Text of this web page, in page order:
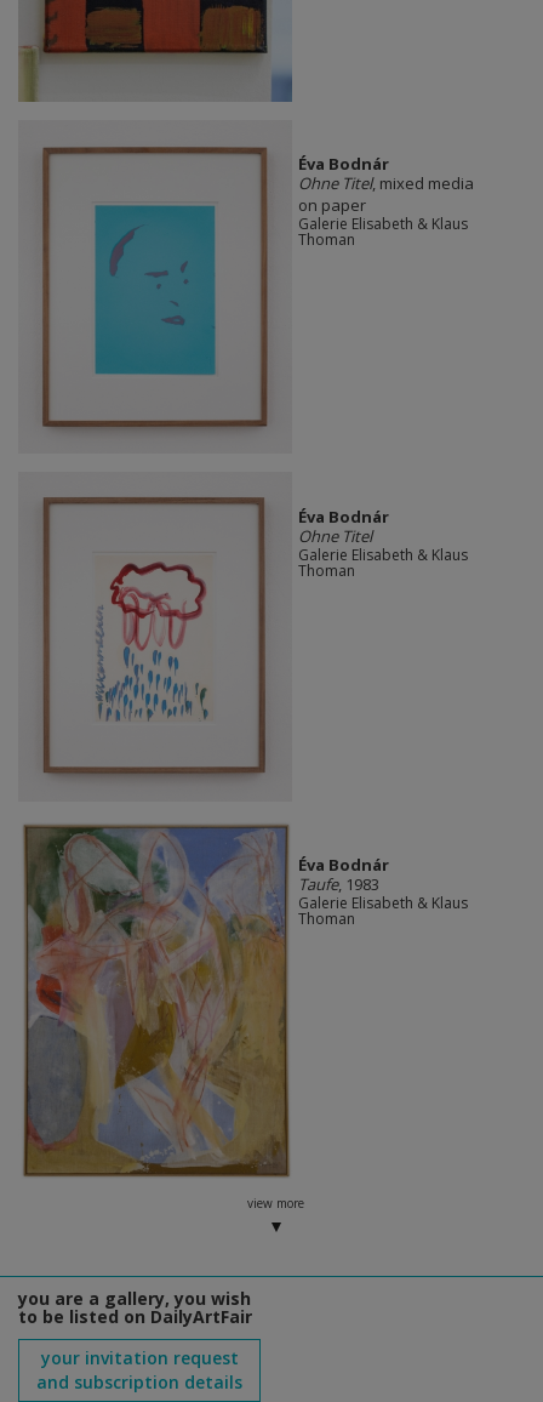
Éva Bodnár
Ohne Titel, mixed media
on paper
Galerie Elisabeth & Klaus
Thoman
Éva Bodnár
Ohne Titel
Galerie Elisabeth & Klaus
Thoman
Éva Bodnár
Taufe, 1983
Galerie Elisabeth & Klaus
Thoman
view more
you are a gallery, you wish
to be listed on DailyArtFair
your invitation request
and subscription details